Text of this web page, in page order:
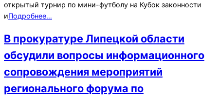
открытый турнир по мини-футболу на Кубок законности
иПодробнее…
В прокуратуре Липецкой области
обсудили вопросы информационного
сопровождения мероприятий
регионального форума по